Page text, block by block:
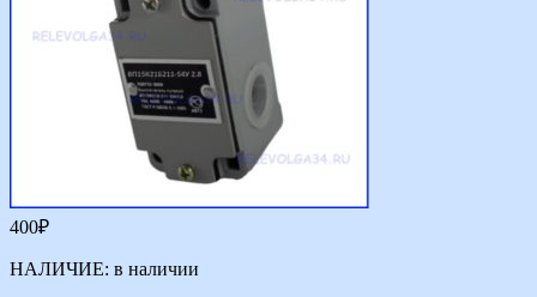
400₽
НАЛИЧИЕ: в наличии